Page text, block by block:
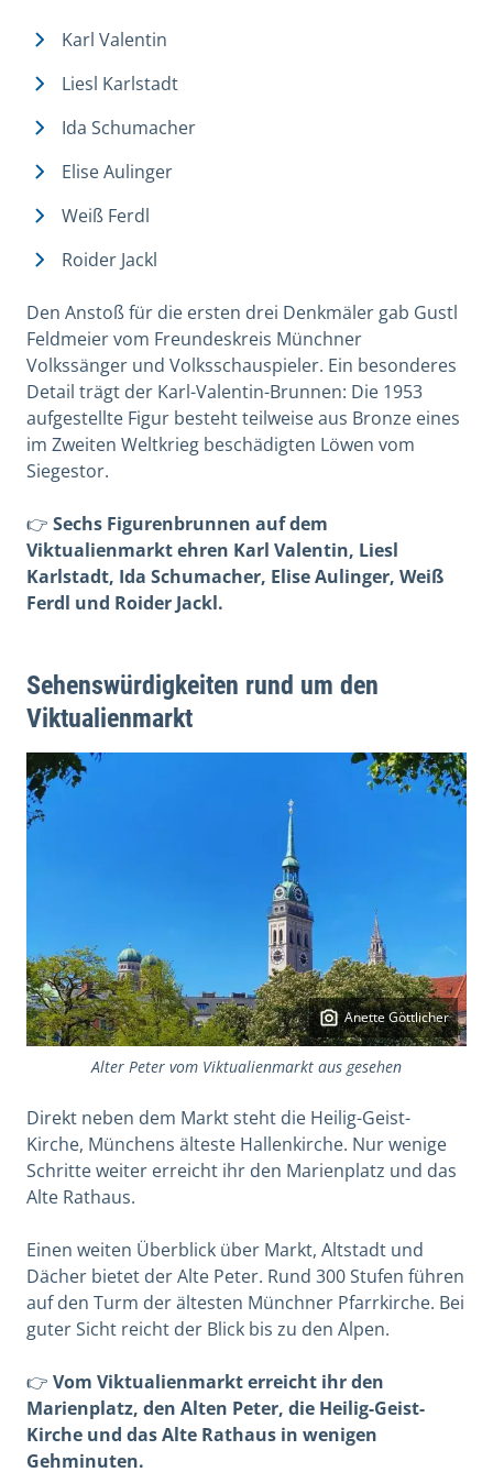
Karl Valentin
Liesl Karlstadt
Ida Schumacher
Elise Aulinger
Weiß Ferdl
Roider Jackl
Den Anstoß für die ersten drei Denkmäler gab Gustl
Feldmeier vom Freundeskreis Münchner
Volkssänger und Volksschauspieler. Ein besonderes
Detail trägt der Karl-Valentin-Brunnen: Die 1953
aufgestellte Figur besteht teilweise aus Bronze eines
im Zweiten Weltkrieg beschädigten Löwen vom
Siegestor.
👉 Sechs Figurenbrunnen auf dem
Viktualienmarkt ehren Karl Valentin, Liesl
Karlstadt, Ida Schumacher, Elise Aulinger, Weiß
Ferdl und Roider Jackl.
Sehenswürdigkeiten rund um den
Viktualienmarkt
Anette Göttlicher
Alter Peter vom Viktualienmarkt aus gesehen
Direkt neben dem Markt steht die Heilig-Geist-
Kirche, Münchens älteste Hallenkirche. Nur wenige
Schritte weiter erreicht ihr den Marienplatz und das
Alte Rathaus.
Einen weiten Überblick über Markt, Altstadt und
Dächer bietet der Alte Peter. Rund 300 Stufen führen
auf den Turm der ältesten Münchner Pfarrkirche. Bei
guter Sicht reicht der Blick bis zu den Alpen.
👉 Vom Viktualienmarkt erreicht ihr den
Marienplatz, den Alten Peter, die Heilig-Geist-
Kirche und das Alte Rathaus in wenigen
Gehminuten.